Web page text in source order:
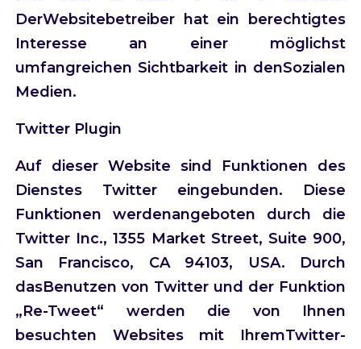
DerWebsitebetreiber hat ein berechtigtes
Interesse an einer möglichst
umfangreichen Sichtbarkeit in denSozialen
Medien.
Twitter Plugin
Auf dieser Website sind Funktionen des
Dienstes Twitter eingebunden. Diese
Funktionen werdenangeboten durch die
Twitter Inc., 1355 Market Street, Suite 900,
San Francisco, CA 94103, USA. Durch
dasBenutzen von Twitter und der Funktion
„Re-Tweet“ werden die von Ihnen
besuchten Websites mit IhremTwitter-